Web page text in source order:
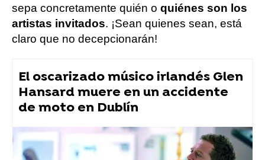
sepa concretamente quién o quiénes son los
artistas invitados. ¡Sean quienes sean, está
claro que no decepcionarán!
El oscarizado músico irlandés Glen
Hansard muere en un accidente
de moto en Dublín
Anuel Aa Velada del año